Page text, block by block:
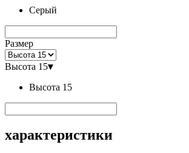
Серый
Размер
Высота 15▾
Высота 15
характеристики